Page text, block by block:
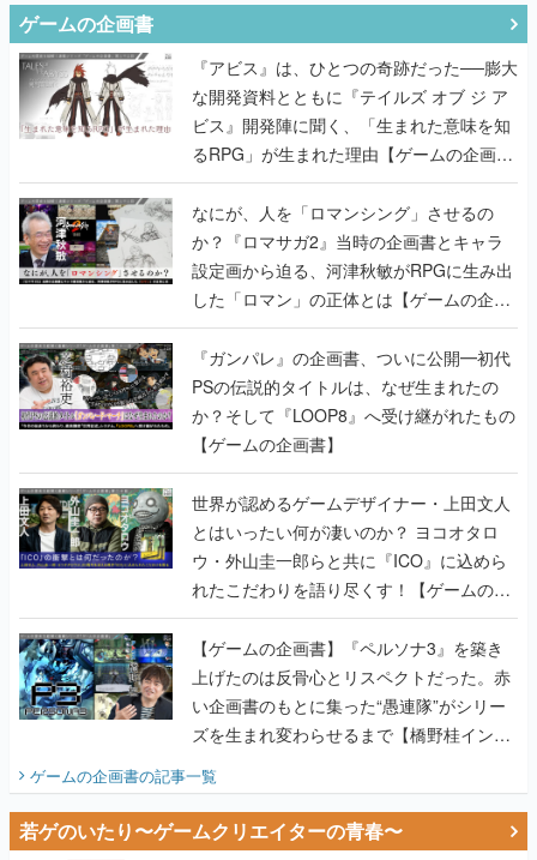
ゲームの企画書
『アビス』は、ひとつの奇跡だった──膨大
な開発資料とともに『テイルズ オブ ジ ア
ビス』開発陣に聞く、「生まれた意味を知
るRPG」が生まれた理由【ゲームの企画
書】
なにが、人を「ロマンシング」させるの
か？『ロマサガ2』当時の企画書とキャラ
設定画から迫る、河津秋敏がRPGに生み出
した「ロマン」の正体とは【ゲームの企画
書】
『ガンパレ』の企画書、ついに公開━初代
PSの伝説的タイトルは、なぜ生まれたの
か？そして『LOOP8』へ受け継がれたもの
【ゲームの企画書】
世界が認めるゲームデザイナー・上田文人
とはいったい何が凄いのか？ ヨコオタロ
ウ・外山圭一郎らと共に『ICO』に込めら
れたこだわりを語り尽くす！【ゲームの企
画書】
【ゲームの企画書】『ペルソナ3』を築き
上げたのは反骨心とリスペクトだった。赤
い企画書のもとに集った“愚連隊”がシリー
ズを生まれ変わらせるまで【橋野桂インタ
ゲームの企画書の記事一覧
若ゲのいたり〜ゲームクリエイターの青春〜